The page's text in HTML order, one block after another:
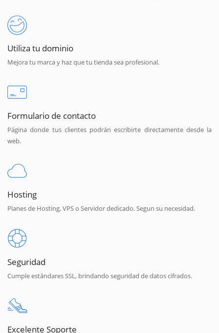
Utiliza tu dominio
Mejora tu marca y haz que tu tienda sea profesional.
Formulario de contacto
Página donde tus clientes podrán escribirte directamente desde la
web.
Hosting
Planes de Hosting, VPS o Servidor dedicado. Segun su necesidad.
Seguridad
Cumple estándares SSL, brindando seguridad de datos cifrados.
Excelente Soporte